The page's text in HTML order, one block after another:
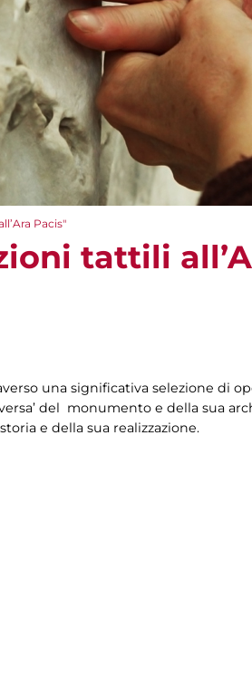
Pacis"
tattili
una significativa selezione di
del monumento e della sua
e della sua realizzazione.